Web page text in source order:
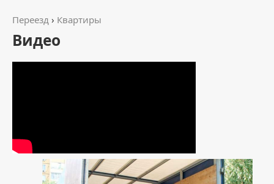
Переезд › Квартиры
Видео